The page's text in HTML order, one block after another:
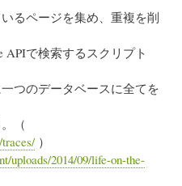
るページを集め、重複を削
APIで検索するスクリプト
つのデータベースに全てを
（
）
uploads/2014/09/life-on-the-